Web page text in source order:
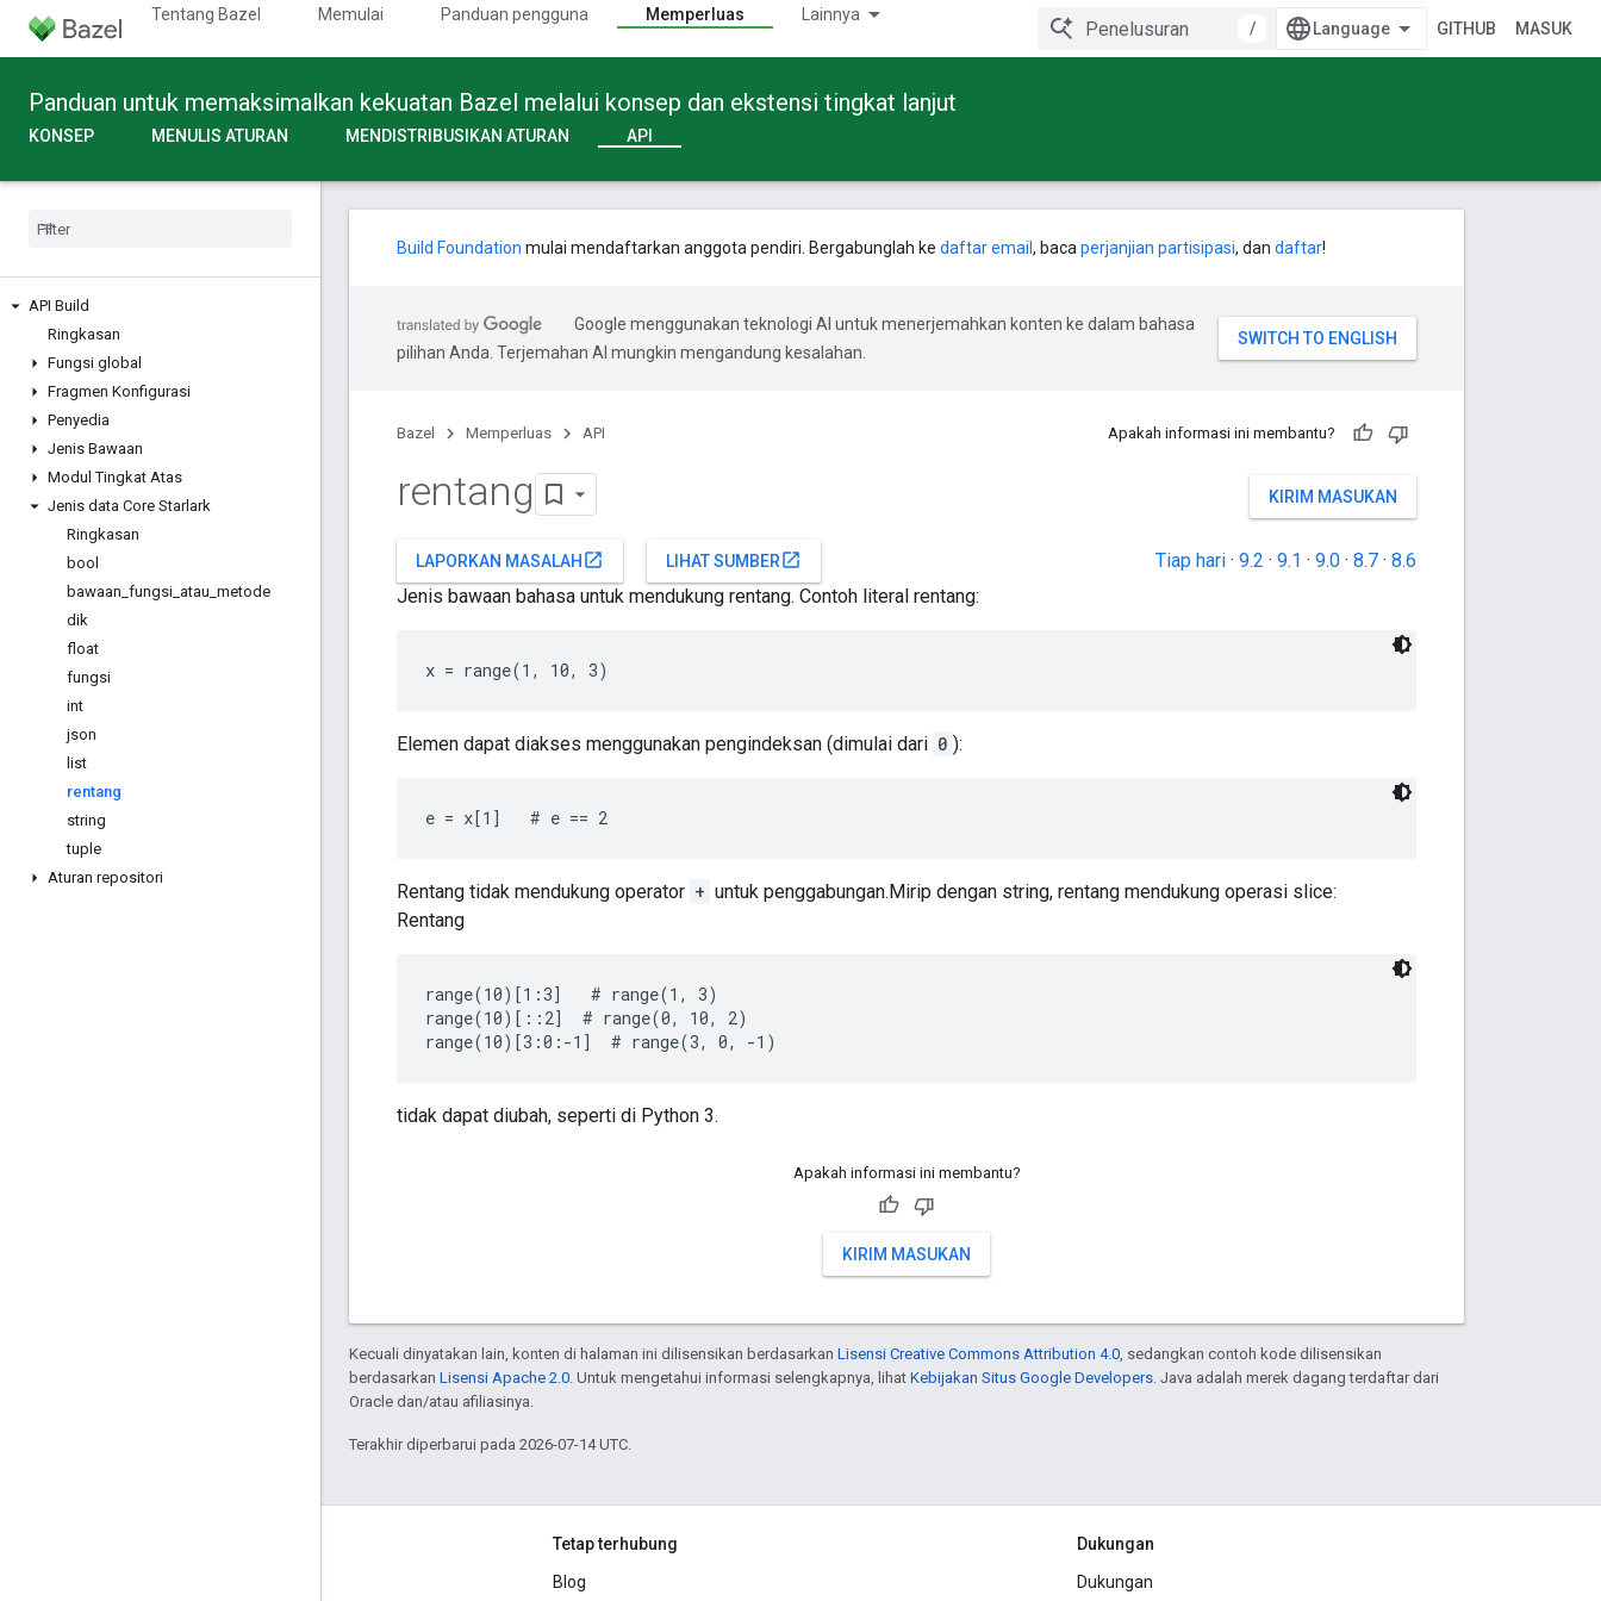
Tentang Bazel Memulai Panduan pengguna Memperluas Lainnya
/ GITHUB MASUK
Panduan untuk memaksimalkan kekuatan Bazel melalui konsep dan ekstensi tingkat lanjut
KONSEP MENULIS ATURAN MENDISTRIBUSIKAN ATURAN API
API Build
Ringkasan
Fungsi global
Fragmen Konfigurasi
Penyedia
Jenis Bawaan
Modul Tingkat Atas
Jenis data Core Starlark
Ringkasan
bool
bawaan fungsi atau metode
dik
float
fungsi
int
json
list
rentang
string
tuple
Aturan repositori
Build Foundation mulai mendaftarkan anggota pendiri. Bergabunglah ke daftar email , baca perjanjian partisipasi, dan daftar!
Google menggunakan teknologi AI untuk menerjemahkan konten ke dalam bahasa
pilihan Anda. Terjemahan AI mungkin mengandung kesalahan.
Bazel Memperluas API Apakah informasi ini membantu?
KIRIM MASUKAN
rentang
LAPORKAN MASALAH open_in_new LIHAT SUMBER open_in_new Tiap hari · 9.2 · 9.1 · 9.0 · 8.7 · 8.6
Jenis bawaan bahasa untuk mendukung rentang. Contoh literal rentang:
x = range(1, 10, 3)
Elemen dapat diakses menggunakan pengindeksan (dimulai dari 0 ):
e = x[1]   # e == 2
Rentang tidak mendukung operator + untuk penggabungan.Mirip dengan string, rentang mendukung operasi slice:
Rentang
range(10)[1:3]   # range(1, 3)
range(10)[::2]  # range(0, 10, 2)
range(10)[3:0:-1]  # range(3, 0, -1)
tidak dapat diubah, seperti di Python 3.
Apakah informasi ini membantu?
KIRIM MASUKAN
Kecuali dinyatakan lain, konten di halaman ini dilisensikan berdasarkan Lisensi Creative Commons Attribution 4.0, sedangkan contoh kode dilisensikan
berdasarkan Lisensi Apache 2.0. Untuk mengetahui informasi selengkapnya, lihat Kebijakan Situs Google Developers. Java adalah merek dagang terdaftar dari
Oracle dan/atau afiliasinya.
Terakhir diperbarui pada 2026-07-14 UTC.
Tetap terhubung
Blog
Dukungan
Dukungan